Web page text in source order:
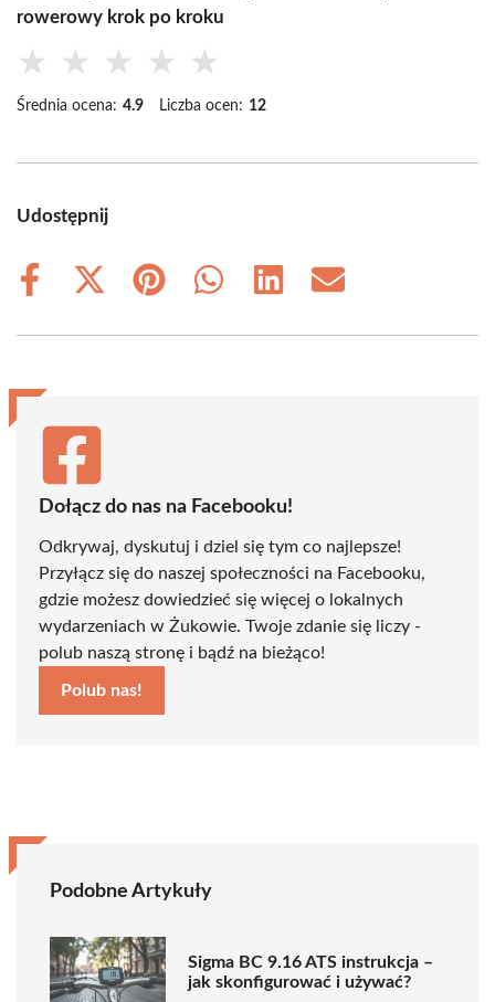
rowerowy krok po kroku
★ ★ ★ ★ ★
Średnia ocena: 4.9 Liczba ocen: 12
Udostępnij
Share
Share
(Twitter)
Share
Share
Share
Share
Dołącz do nas na Facebooku!
Odkrywaj, dyskutuj i dziel się tym co najlepsze!
Przyłącz się do naszej społeczności na Facebooku,
gdzie możesz dowiedzieć się więcej o lokalnych
wydarzeniach w Żukowie. Twoje zdanie się liczy -
polub naszą stronę i bądź na bieżąco!
Polub nas!
Podobne Artykuły
Sigma BC 9.16 ATS instrukcja –
jak skonfigurować i używać?